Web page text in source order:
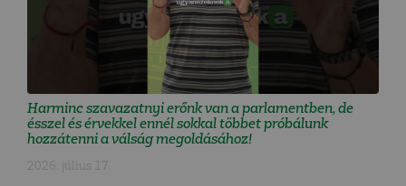
Harminc szavazatnyi erőnk van a parlamentben, de
ésszel és érvekkel ennél sokkal többet próbálunk
hozzátenni a válság megoldásához!
2026. július 17.